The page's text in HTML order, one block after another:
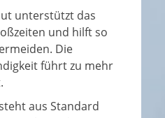
unterstützt das
und hilft so
Die
führt zu mehr
aus Standard